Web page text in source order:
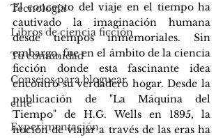
Tecnología
Libros de ciencia ficción
Tu comunidad
Consejos para bloguear
cine
Experimentación
El concepto del viaje en el tiempo ha
cautivado la imaginación humana
desde tiempos inmemoriales. Sin
embargo, fue en el ámbito de la ciencia
ficción donde esta fascinante idea
encontró su verdadero hogar. Desde la
publicación de "La Máquina del
Tiempo" de H.G. Wells en 1895, la
noción de viajar a través de las eras ha